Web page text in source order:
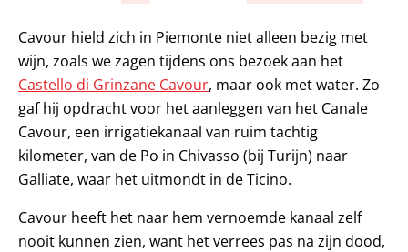
Cavour hield zich in Piemonte niet alleen bezig met
wijn, zoals we zagen tijdens ons bezoek aan het
Castello di Grinzane Cavour, maar ook met water. Zo
gaf hij opdracht voor het aanleggen van het Canale
Cavour, een irrigatiekanaal van ruim tachtig
kilometer, van de Po in Chivasso (bij Turijn) naar
Galliate, waar het uitmondt in de Ticino.
Cavour heeft het naar hem vernoemde kanaal zelf
nooit kunnen zien, want het verrees pas na zijn dood,